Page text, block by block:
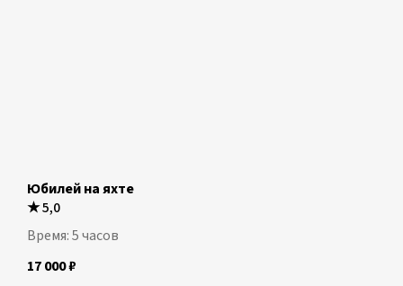
Юбилей на яхте
★5,0
Время: 5 часов
17 000₽